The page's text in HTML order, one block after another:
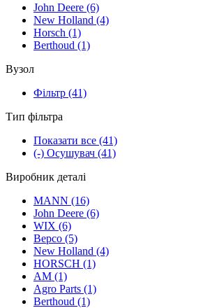
John Deere (6)
New Holland (4)
Horsch (1)
Berthoud (1)
Вузол
Фільтр (41)
Тип фільтра
Показати все (41)
(-) Осушувач (41)
Виробник деталі
MANN (16)
John Deere (6)
WIX (6)
Bepco (5)
New Holland (4)
HORSCH (1)
AM (1)
Agro Parts (1)
Berthoud (1)